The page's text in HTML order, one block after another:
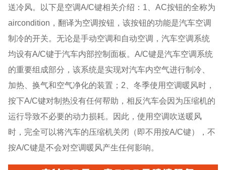
送冷风。以下是空调A/C键相关介绍：1、AC按钮的全称为
aircondition，翻译为空调按钮，该按钮的功能是汽车空调
制冷的开关。无论是手动空调和自动空调，汽车空调系统
均设有A/C键于汽车内部控制面板。A/C键是汽车空调系统
的重要组成部分，该系统是实现对汽车内空气进行制冷、
加热、换气和空气净化的装置；2、冬季使用空调暖风时，
按下A/C键对制热没有任何帮助，相反汽车会因为压缩机的
运行导致不必要的动力损耗。因此，使用空调吹送暖风
时，完全可以将汽车的压缩机关闭（即不用按A/C键），不
按A/C键是不会对空调暖风产生任何影响。